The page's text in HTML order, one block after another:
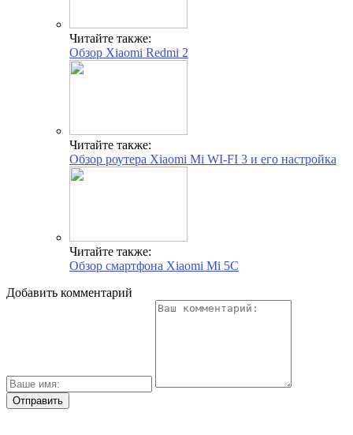
Читайте также:
Обзор Xiaomi Redmi 2
Читайте также:
Обзор роутера Xiaomi Mi WI-FI 3 и его настройка
Читайте также:
Обзор смартфона Xiaomi Mi 5C
Добавить комментарий